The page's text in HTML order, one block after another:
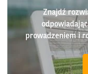
Znajdź
prowadzeniem i